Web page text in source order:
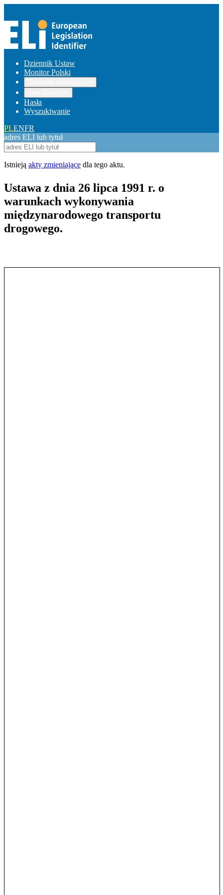
Dziennik Ustaw
Monitor Polski
Hasła
Wyszukiwanie
PLENFR
adres ELI lub tytuł
Istnieją akty zmieniające dla tego aktu.
Ustawa z dnia 26 lipca 1991 r. o
warunkach wykonywania
międzynarodowego transportu
drogowego.